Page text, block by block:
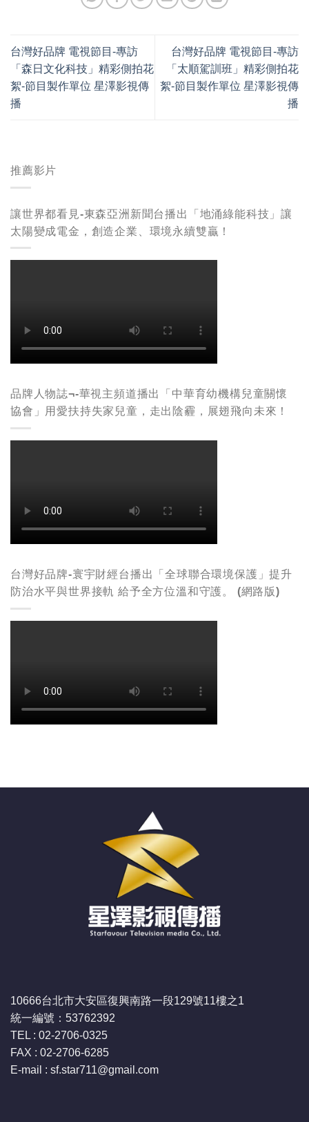
推薦影片
讓世界都看見-東森亞洲新聞台播出「地涌綠能科技」讓
太陽變成電金，創造企業、環境永續雙贏！
品牌人物誌¬-華視主頻道播出「中華育幼機構兒童關懷
協會」用愛扶持失家兒童，走出陰霾，展翅飛向未來！
台灣好品牌-寰宇財經台播出「全球聯合環境保護」提升
防治水平與世界接軌 給予全方位溫和守護。 (網路版)
台灣好品牌 電視節目-專訪
「森日文化科技」精彩側拍花
絮-節目製作單位 星澤影視傳
播
台灣好品牌 電視節目-專訪
「太順駕訓班」精彩側拍花
絮-節目製作單位 星澤影視傳
播
10666台北市大安區復興南路一段129號11樓之1
統一編號：53762392
TEL : 02-2706-0325
FAX : 02-2706-6285
E-mail : sf.star711@gmail.com